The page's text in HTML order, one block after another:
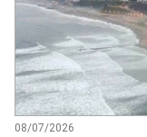
08/07/2026